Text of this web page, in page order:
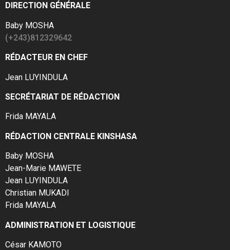
DIRECTION GÉNÉRALE
Baby MOSHA
(+243)812329642
RÉDACTEUR EN CHEF
Jean LUYINDULA
SECRÉTARIAT DE RÉDACTION
Frida MAYALA
RÉDACTION CENTRALE KINSHASA
Baby MOSHA
Jean-Marie MAWETE
Jean LUYINDULA
Christian MUKADI
Frida MAYALA
ADMINISTRATION ET LOGISTIQUE
César KAMOTO